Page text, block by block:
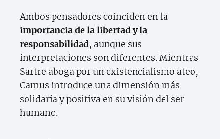
Ambos pensadores coinciden en la
importancia de la libertad y la
responsabilidad, aunque sus
interpretaciones son diferentes. Mientras
Sartre aboga por un existencialismo ateo,
Camus introduce una dimensión más
solidaria y positiva en su visión del ser
humano.